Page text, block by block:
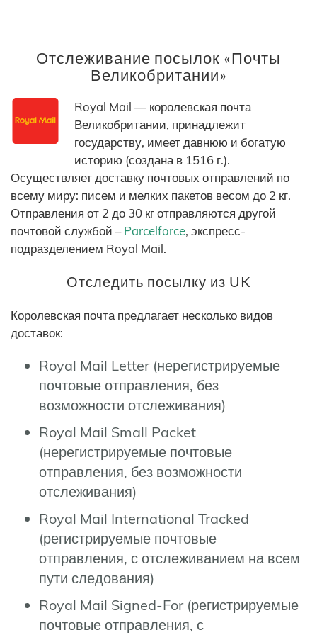
Отслеживание посылок «Почты
Великобритании»
Royal Mail — королевская почта
Великобритании, принадлежит
государству, имеет давнюю и богатую
историю (создана в 1516 г.).
Осуществляет доставку почтовых отправлений по
всему миру: писем и мелких пакетов весом до 2 кг.
Отправления от 2 до 30 кг отправляются другой
почтовой службой –Parcelforce, экспресс-
подразделением Royal Mail.
Отследить посылку из UK
Королевская почта предлагает несколько видов
доставок:
Royal Mail Letter (нерегистрируемые
почтовые отправления, без
возможности отслеживания)
Royal Mail Small Packet
(нерегистрируемые почтовые
отправления, без возможности
отслеживания)
Royal Mail International Tracked
(регистрируемые почтовые
отправления, с отслеживанием на всем
пути следования)
Royal Mail Signed-For (регистрируемые
почтовые отправления, с